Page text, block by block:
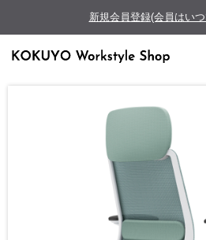
新規会員登録(会員はい